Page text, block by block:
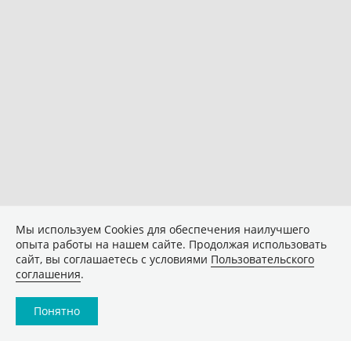
Мы используем Сookies для обеспечения наилучшего
опыта работы на нашем сайте. Продолжая использовать
сайт, вы соглашаетесь с условиями Пользовательского
соглашения.
Понятно